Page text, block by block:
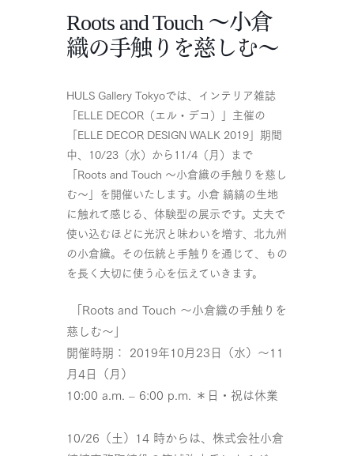
Roots and Touch ～小倉
織の手触りを慈しむ～
HULS Gallery Tokyoでは、インテリア雑誌
「ELLE DECOR（エル・デコ）」主催の
「ELLE DECOR DESIGN WALK 2019」期間
中、10/23（水）から11/4（月）まで
「Roots and Touch ～小倉織の手触りを慈し
む～」を開催いたします。小倉 縞縞の生地
に触れて感じる、体験型の展示です。丈夫で
使い込むほどに光沢と味わいを増す、北九州
の小倉織。その伝統と手触りを通じて、もの
を長く大切に使う心を伝えていきます。
「Roots and Touch ～小倉織の手触りを
慈しむ～」
開催時期： 2019年10月23日（水）〜11
月4日（月）
10:00 a.m. – 6:00 p.m. ＊日・祝は休業
10/26（土）14 時からは、株式会社小倉